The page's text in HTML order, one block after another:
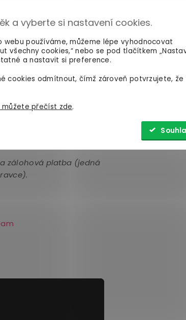
a vyberte si nastavení cookies.
používáme, můžeme lépe vyhodnocovat
všechny cookies,“ nebo se pod tlačítkem
a nastavit si preference.
cookies odmítnout, čímž zároveň potvrzujete, že
můžete přečíst zde.
zálohová platba (jedná